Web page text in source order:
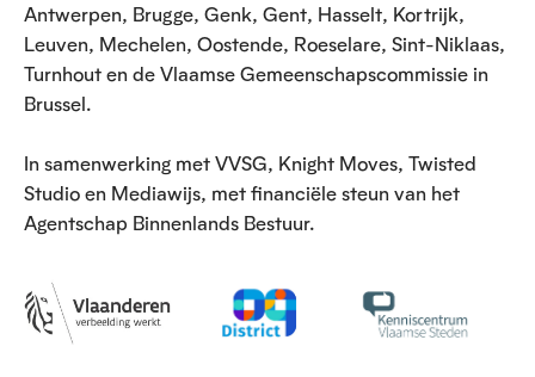
Antwerpen, Brugge, Genk, Gent, Hasselt, Kortrijk,
Leuven, Mechelen, Oostende, Roeselare, Sint-Niklaas,
Turnhout en de Vlaamse Gemeenschapscommissie in
Brussel.
In samenwerking met VVSG, Knight Moves, Twisted
Studio en Mediawijs, met financiële steun van het
Agentschap Binnenlands Bestuur.